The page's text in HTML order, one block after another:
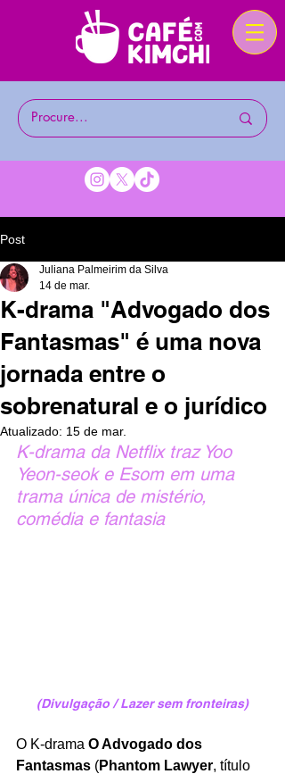
Post
K-drama "Advogado dos
Fantasmas" é uma nova
jornada entre o
sobrenatural e o jurídico
Juliana Palmeirim da Silva
14 de mar.
Atualizado: 15 de mar.
K-drama da Netflix traz Yoo
Yeon-seok e Esom em uma
trama única de mistério,
comédia e fantasia
(Divulgação / Lazer sem fronteiras)
O K‑drama O Advogado dos
Fantasmas (Phantom Lawyer, título